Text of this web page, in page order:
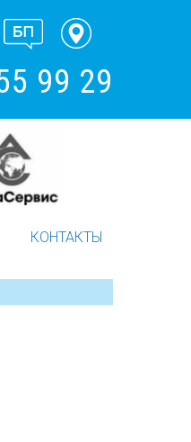
99 29
КОНТАКТЫ